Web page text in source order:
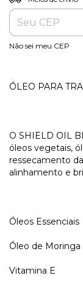
Não sei meu CEP
ÓLEO PARA
O SHIELD OIL
óleos vegetais,
ressecamento
alinhamento e
Óleos Essenciais
Óleo de Moringa
Vitamina E